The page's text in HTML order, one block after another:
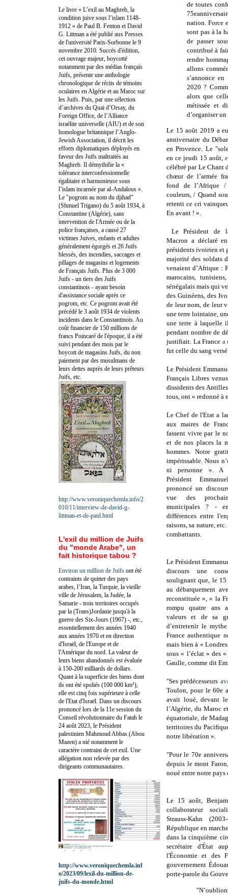
de toutes
nation.Force
sont pas à la
de passer
contribué à
rendre
allons
s’annonce
2020 ?
alors que
métissée et
d’organiser
Le 15 août 2019 a
anniversaire du
en Provence. Le
en ce jeudi 15 août,
célébré par Le Chant
chœur de l’armée
fond de l’Afrique
couleurs, / Quand
retenti ce cri
En avant ! ».
Le Président de
Macron a déclaré
présidents ivoirien et
majorité des soldats
venaient d’Afrique :
marocains,
sénégalais mais qui
des Guinéens, des
de leur nom, de leur
une terre lointaine,
une terre à laquelle
pendant nombre de
justifiait. La France a
fut celle du sang
Le Président
Français Libres
dissidents des
tous, ont « redonné à
Le Chef de l'Etat a
aux maires de
fassent vivre par le
et de nos places la
hommes. Notre
impérissable. Nous
ni personne ». A
Président
prononcé un
vue des
municipales ? -
différences entre
raisons, sa nature,
combattants.
Le Président
discours une
soulignant que, le
au débarquement
reconstituée », « la
rompu quatre ans
valeurs et de sa
d’entretenir le
France authentique
mais bien à «
sous « l’éclat » des
Gaulle, comme dit
"Ses prédécesseurs
Toulon, pour le 60e
avait loué, devant
l’Algérie, du Maroc
équatoriale, de
territoires du
notre libération ».
"Pour le 70e
depuis le mont
noué entre notre
Le 15 août,
collaborateur
Strauss-Kahn
République en
dans la cinquième
secrétaire d'État
l'Économie et des
gouvernement
porte-parole du
"
Le livre « L’exil au Maghreb, la
condition juive sous l’islam 1148-
1912 » de Paul B. Fenton et David
G. Littman a été publié aux Presses
de l'université Paris-Sorbonne le 9
novembre 2010. Succès d'édition,
cet ouvrage majeur, boycotté
notamment par des médias français
Juifs, présente une anthologie
chronologique de récits de témoins
oculaires en Algérie et au Maroc sur
les Juifs. Puis, par une sélection
d’archives du Quai d’Orsay, du
Foreign Office, de l’Alliance
israélite universelle (AIU) et de son
homologue britannique l’Anglo-
Jewish Association, il décrit les
efforts diplomatiques déployés en
faveur des Juifs maltraités au
Maghreb. Il démythifie la «
tolérance interconfessionnelle
égalitaire et harmonieuse sous
l’islam incarnée par al-Andalous ».
Le "pogrom au nom du djihad"
(Shmuel Trigano) du 5 août 1934, à
Constantine (Algérie), sans
intervention de l'Armée ou de la
police françaises, a causé 27
victimes Juives, enfants et adultes
généralement égorgés et 26 Juifs
blessés, des incendies, saccages et
pillages de magasins et logements
de Français Juifs. Plus de 3 000
Juifs - un tiers des Juifs
constantinois - ayant besoin
d'assistance sociale après ce
pogrom, etc. Ce pogrom avait été
précédé le 3 août 1934 de violents
incidents dans le Constantinois. Au
coût financier de 150 millions de
francs Poincaré de l'époque, il a été
suivi pendant des mois par le
boycott de magasins Juifs, du non
paiement par des musulmans de
leurs dettes auprès de leurs prêteurs
Juifs, etc.
http://www.veroniquechemla.info/2
010/11/interview-de-david-g-
littman-et-de-paul.html
L'exil du million de Juifs
du "monde Arabe", un
fait historique tabou ?
Environ un million de Juifs ont été
contraints de quitter des pays
arabes, l’Iran, la Turquie, la vieille
ville de Jérusalem, la Judée, la
Samarie - trois territoires occupés
par la (Trans)Jordanie jusqu'à la
guerre des Six-Jours (1967) -, etc.,
essentiellement des années 1940
aux années 1970 et en direction
d'Israël, de l'Europe et de
l'Amérique du nord. La valeur de
leurs biens abandonnés est évaluée
à 150-200 milliards de dollars.
Quant à la superficie des biens dont
ils ont été spoliés (100 000 km²),
elle est cinq fois supérieure à celle
de l'Etat d'Israël. Dans un discours
prononcé lors de la 11e session du
Conseil révolutionnaire du Fatah le
24 août 2023, le Président
palestinien Mahmoud Abbas (Abou
Mazen) a nié notamment le
caractère contraint de cet exil. Une
allégation non relevée par des
dirigeants communautaires.
http://www.veroniquechemla.inf
o/2023/09/lexil-du-million-de-
juifs-du-monde.html